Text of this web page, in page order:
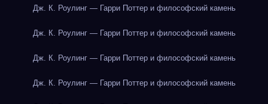
Дж. К. Роулинг — Гарри Поттер и философский камень
Дж. К. Роулинг — Гарри Поттер и философский камень
Дж. К. Роулинг — Гарри Поттер и философский камень
Дж. К. Роулинг — Гарри Поттер и философский камень